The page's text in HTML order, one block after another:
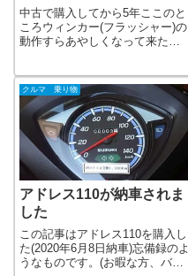
中古で購入してから5年ここのと
ころウィンカー(フラッシャー)の
動作すらあやしくなって来た、
ーがダメになってきていると感
じていたところ。ウィンカーの
みならずホーン迄ほとんど通勤
のみの走
クルマ 乗り物
アドレス110が納車されま
した
この記事はアドレス110を購入し
た(2020年6月8日納車)忘備録のよ
うなものです。(お暇な方、バイ